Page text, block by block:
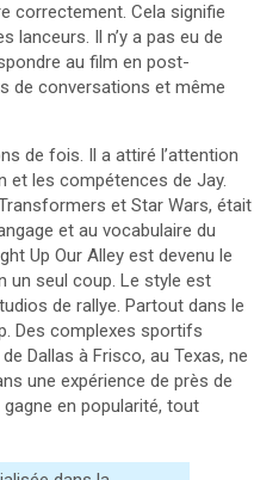
correctement. Cela signifie
Il n’y a pas eu de
au film en post-
de conversations et même
de fois. Il a attiré l’attention
et les compétences de Jay.
et Star Wars, était
et au vocabulaire du
Up Our Alley est devenu le
un seul coup. Le style est
de rallye. Partout dans le
Des complexes sportifs
Dallas à Frisco, au Texas, ne
une expérience de près de
en popularité, tout